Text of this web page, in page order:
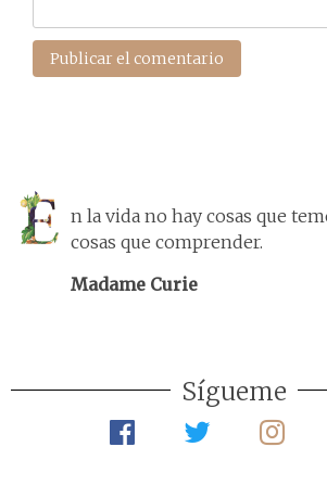
n la vida no hay cosas que
cosas que comprender.
Madame Curie
Sígueme